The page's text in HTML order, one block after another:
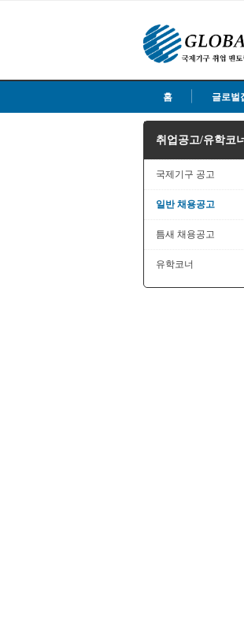
홈 글로벌
취업공고/유학코너
국제기구 공고
일반 채용공고
틈새 채용공고
유학코너